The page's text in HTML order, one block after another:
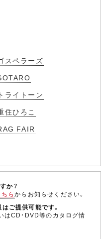
スペラーズ
トライトーン
住ひろこ
FAIR
か？
ちらからお知らせください。
ご提供可能です。
はCD・DVD等のカタログ情